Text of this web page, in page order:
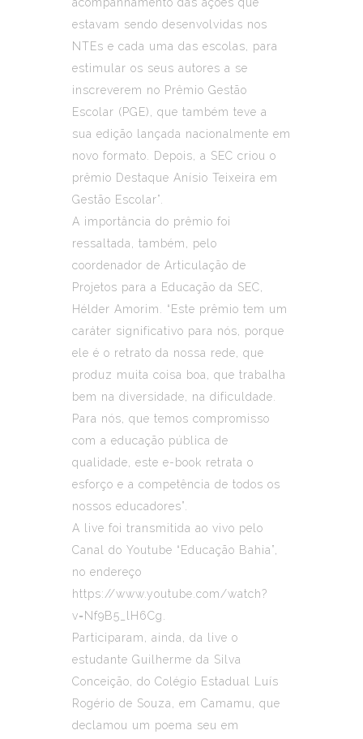
estavam sendo desenvolvidas nos
NTEs e cada uma das escolas, para
estimular os seus autores a se
inscreverem no Prêmio Gestão
Escolar (PGE), que também teve a
sua edição lançada nacionalmente em
novo formato. Depois, a SEC criou o
prêmio Destaque Anísio Teixeira em
Gestão Escolar”.
A importância do prêmio foi
ressaltada, também, pelo
coordenador de Articulação de
Projetos para a Educação da SEC,
Hélder Amorim. “Este prêmio tem um
caráter significativo para nós, porque
ele é o retrato da nossa rede, que
produz muita coisa boa, que trabalha
bem na diversidade, na dificuldade.
Para nós, que temos compromisso
com a educação pública de
qualidade, este e-book retrata o
esforço e a competência de todos os
nossos educadores”.
A live foi transmitida ao vivo pelo
Canal do Youtube “Educação Bahia”,
no endereço
https://www.youtube.com/watch?
v=Nf9B5_lH6Cg.
Participaram, ainda, da live o
estudante Guilherme da Silva
Conceição, do Colégio Estadual Luís
Rogério de Souza, em Camamu, que
declamou um poema seu em